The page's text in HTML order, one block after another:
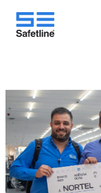
conteúdo
para